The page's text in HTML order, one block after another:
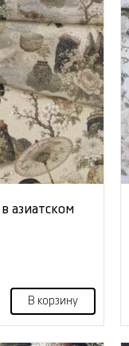
азиатском
В корзину